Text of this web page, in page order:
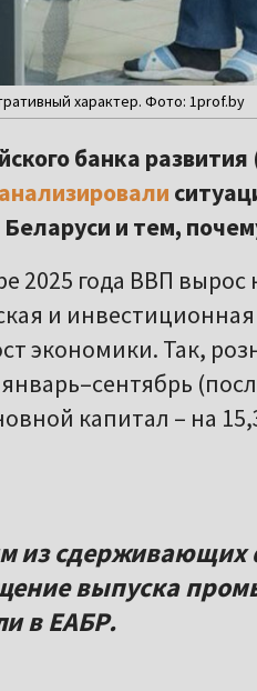
характер. Фото: 1prof.by
банка
и тем,
2025 года ВВП
и
экономики. Так,
январь–сентябрь
капитал – на
из сдерживающих
выпуска
в ЕАБР.